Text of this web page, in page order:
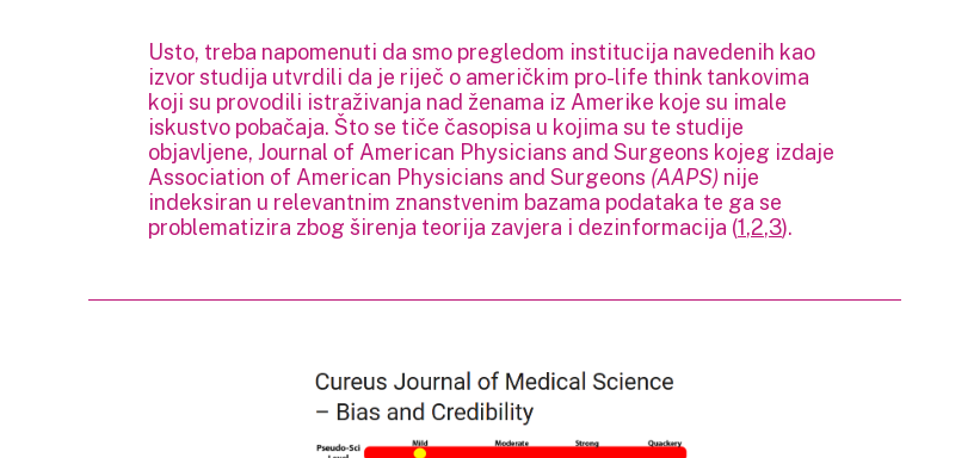
Usto, treba napomenuti da smo pregledom institucija navedenih kao
izvor studija utvrdili da je riječ o američkim pro-life think tankovima
koji su provodili istraživanja nad ženama iz Amerike koje su imale
iskustvo pobačaja. Što se tiče časopisa u kojima su te studije
objavljene, Journal of American Physicians and Surgeons kojeg izdaje
Association of American Physicians and Surgeons (AAPS) nije
indeksiran u relevantnim znanstvenim bazama podataka te ga se
problematizira zbog širenja teorija zavjera i dezinformacija (1,2,3).